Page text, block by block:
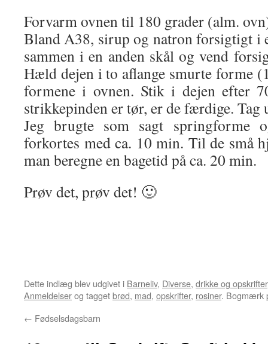
Forvarm ovnen til 180 grader (alm.
Bland A38, sirup og natron forsigtigt i
sammen i en anden skål og vend
Hæld dejen i to aflange smurte forme
formene i ovnen. Stik i dejen efter
strikkepinden er tør, er de færdige.
Jeg brugte som sagt springforme
forkortes med ca. 10 min. Til de små
man beregne en bagetid på ca. 20 min.
Prøv det, prøv det! 🙂
Dette indlæg blev udgivet i Barneliv, Diverse, drikke og opskrifter
Anmeldelserog taggetbrød, mad, opskrifter, rosiner. Bogmærk
← Fødselsdagsbarn